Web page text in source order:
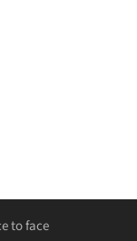
to face